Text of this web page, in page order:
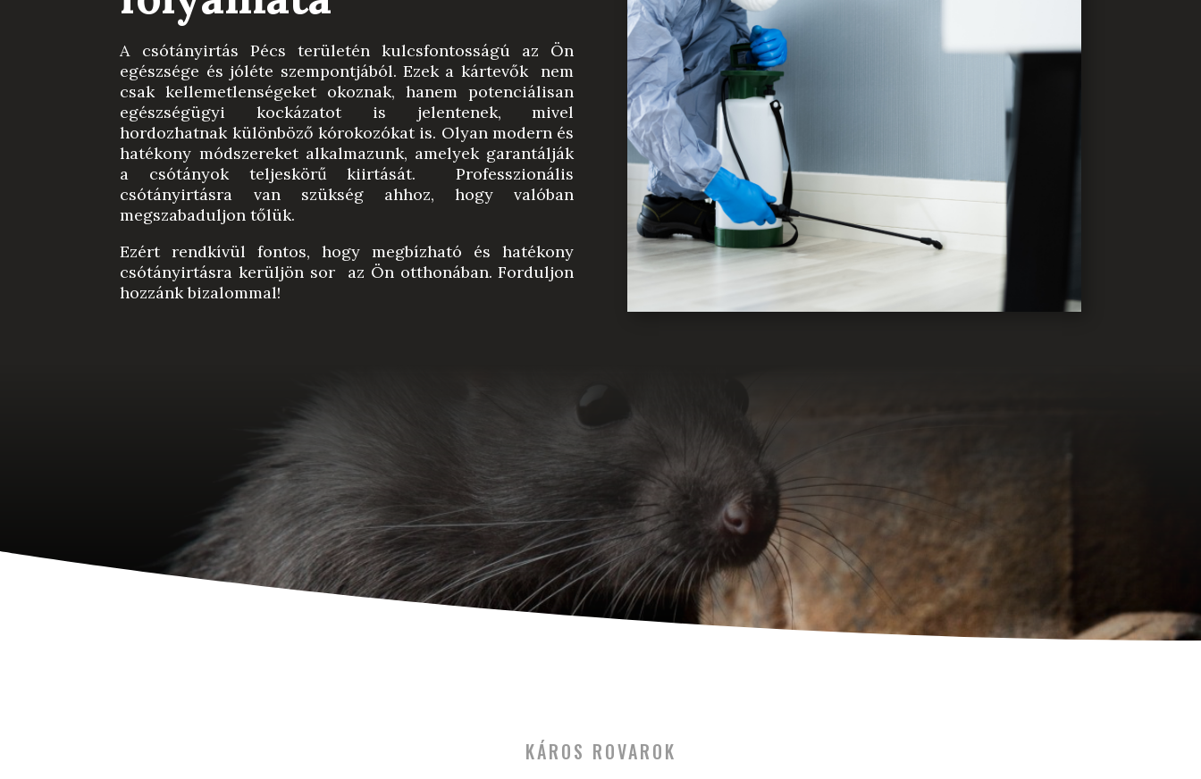
A csótányirtás Pécs területén kulcsfontosságú az Ön
egészsége és jóléte szempontjából. Ezek a kártevők nem
csak kellemetlenségeket okoznak, hanem potenciálisan
egészségügyi kockázatot is jelentenek, mivel
hordozhatnak különböző kórokozókat is. Olyan modern és
hatékony módszereket alkalmazunk, amelyek garantálják
a csótányok teljeskörű kiirtását. Professzionális
csótányirtásra van szükség ahhoz, hogy valóban
megszabaduljon tőlük.
Ezért rendkívül fontos, hogy megbízható és hatékony
csótányirtásra kerüljön sor az Ön otthonában. Forduljon
hozzánk bizalommal!
KÁROS ROVAROK